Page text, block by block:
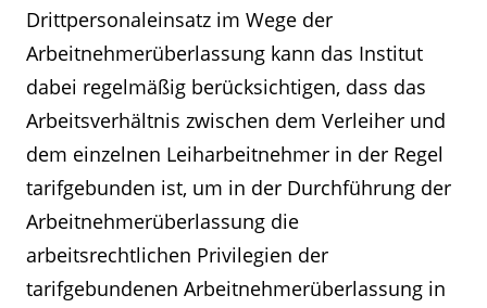
Drittpersonaleinsatz im Wege der
Arbeitnehmerüberlassung kann das Institut
dabei regelmäßig berücksichtigen, dass das
Arbeitsverhältnis zwischen dem Verleiher und
dem einzelnen Leiharbeitnehmer in der Regel
tarifgebunden ist, um in der Durchführung der
Arbeitnehmerüberlassung die
arbeitsrechtlichen Privilegien der
tarifgebundenen Arbeitnehmerüberlassung in